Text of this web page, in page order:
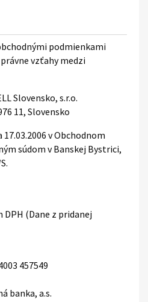
podmienkami
vzťahy medzi
Slovensko, s.r.o.
11, Slovensko
v Obchodnom
súdom v Banskej Bystrici,
(Dane z pridanej
457549
banka, a.s.